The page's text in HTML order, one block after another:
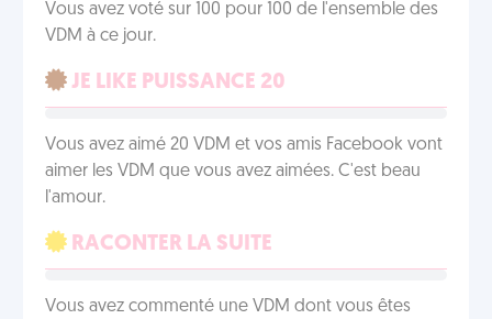
Vous avez voté sur 100 pour 100 de l'ensemble des
VDM à ce jour.
JE LIKE PUISSANCE 20
Vous avez aimé 20 VDM et vos amis Facebook vont
aimer les VDM que vous avez aimées. C'est beau
l'amour.
RACONTER LA SUITE
Vous avez commenté une VDM dont vous êtes